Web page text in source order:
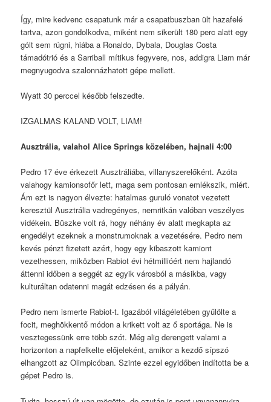
Így, mire kedvenc csapatunk már a csapatbuszban ült hazafelé
tartva, azon gondolkodva, miként nem sikerült 180 perc alatt egy
gólt sem rúgni, hiába a Ronaldo, Dybala, Douglas Costa
támadótrió és a Sarriball mítikus fegyvere, nos, addigra Liam már
megnyugodva szalonnázhatott gépe mellett.
Wyatt 30 perccel később felszedte.
IZGALMAS KALAND VOLT, LIAM!
Ausztrália, valahol Alice Springs közelében, hajnali 4:00
Pedro 17 éve érkezett Ausztráliába, villanyszerelőként. Azóta
valahogy kamionsofőr lett, maga sem pontosan emlékszik, miért.
Ám ezt is nagyon élvezte: hatalmas guruló vonatot vezetett
keresztül Ausztrália vadregényes, nemritkán valóban veszélyes
vidékein. Büszke volt rá, hogy néhány év alatt megkapta az
engedélyt ezeknek a monstrumoknak a vezetésére. Pedro nem
kevés pénzt fizetett azért, hogy egy kibaszott kamiont
vezethessen, miközben Rabiot évi hétmillióért nem hajlandó
áttenni időben a seggét az egyik városból a másikba, vagy
kulturáltan odatenni magát edzésen és a pályán.
Pedro nem ismerte Rabiot-t. Igazából világéletében gyűlölte a
focit, meghökkentő módon a krikett volt az ő sportága. Ne is
vesztegessünk erre több szót. Még alig derengett valami a
horizonton a napfelkelte előjeleként, amikor a kezdő sípszó
elhangzott az Olimpicóban. Szinte ezzel egyidőben indította be a
gépet Pedro is.